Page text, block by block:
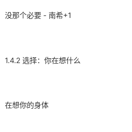
没那个必要 - 南希+1
1.4.2 选择：你在想什么
在想你的身体